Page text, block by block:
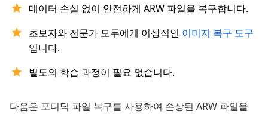
데이터 손실 없이 안전하게 ARW 파일을 복구합니다.
초보자와 전문가 모두에게 이상적인 이미지 복구 도구
입니다.
별도의 학습 과정이 필요 없습니다.
다음은 포디딕 파일 복구를 사용하여 손상된 ARW 파일을